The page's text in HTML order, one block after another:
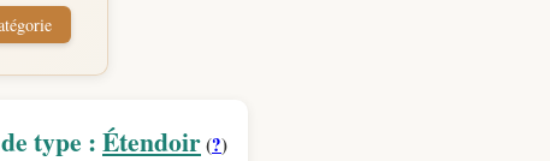
de type :Étendoir(?)